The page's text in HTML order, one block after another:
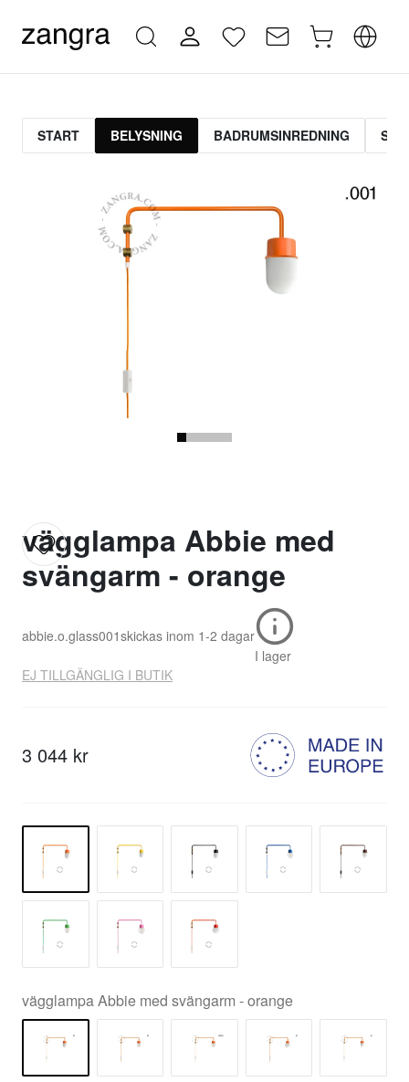
START BELYSNING BADRUMSINREDNING
vägglampa Abbie med
svängarm - orange
abbie.o.glass001skickas inom 1-2 dagar
I lager
EJ TILLGÄNGLIG I BUTIK
3 044 kr
vägglampa Abbie med svängarm - orange